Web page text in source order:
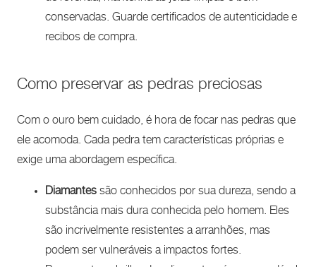
conservadas. Guarde certificados de autenticidade e
recibos de compra.
Como preservar as pedras preciosas
Com o ouro bem cuidado, é hora de focar nas pedras que
ele acomoda. Cada pedra tem características próprias e
exige uma abordagem específica.
Diamantes são conhecidos por sua dureza, sendo a
substância mais dura conhecida pelo homem. Eles
são incrivelmente resistentes a arranhões, mas
podem ser vulneráveis a impactos fortes.